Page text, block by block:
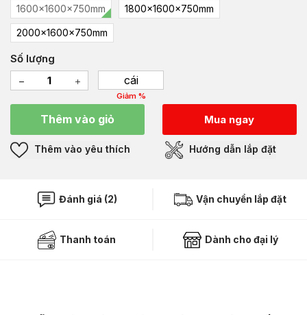
1600x1600x750mm
1800x1600x750mm
2000x1600x750mm
Số lượng
cái
Giảm %
Thêm vào giỏ Mua ngay
Thêm vào yêu thích Hướng dẫn lắp đặt
Đánh giá (2) Vận chuyển lắp đặt
Thanh toán Dành cho đại lý